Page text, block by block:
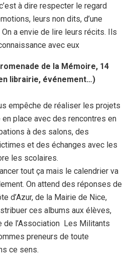
à dire respecter le regard
leurs non dits, d’une
a envie de lire leurs récits. Ils
avec eux
de la Mémoire, 14
librairie, événement…)
empêche de réaliser les projets
place avec des rencontres en
à des salons, des
et des échanges avec les
les scolaires.
tout ça mais le calendrier va
On attend des réponses de
d’Azur, de la Mairie de Nice,
ces albums aux élèves,
de l’Association Les Militants
preneurs de toute
ce sens.